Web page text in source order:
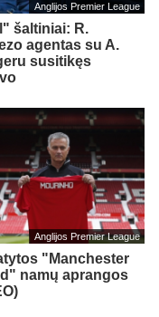
Anglijos Premier League
šaltiniai: R.
agentas su A.
susitikęs
Anglijos Premier League
"Manchester
namų aprangos